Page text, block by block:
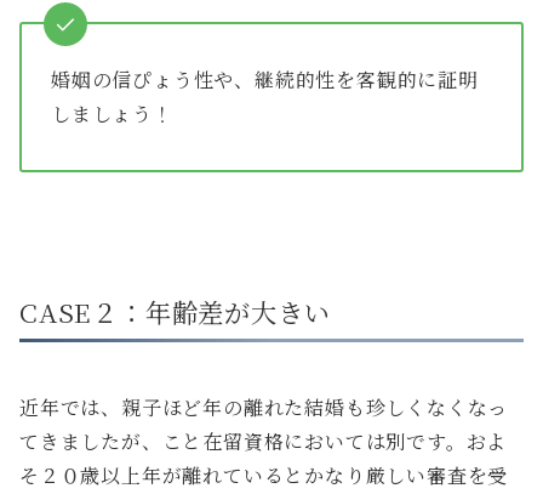
婚姻の信ぴょう性や、継続的性を客観的に証明
しましょう！
CASE２：年齢差が大きい
近年では、親子ほど年の離れた結婚も珍しくなくなっ
てきましたが、こと在留資格においては別です。およ
そ２０歳以上年が離れているとかなり厳しい審査を受